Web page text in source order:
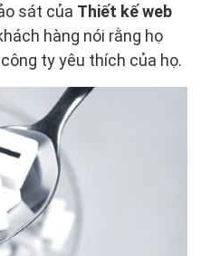
sát của Thiết kếweb
hàng nói rằng họ
ty yêu thích của họ.